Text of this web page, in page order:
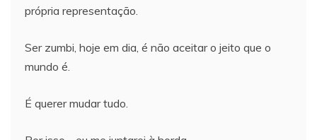
própria representação.
Ser zumbi, hoje em dia, é não aceitar o jeito que o
mundo é.
É querer mudar tudo.